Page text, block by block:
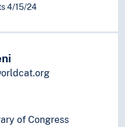
4/15/24
of Congress